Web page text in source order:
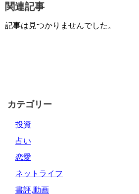
関連記事
記事は見つかりませんでした。
カテゴリー
投資
占い
恋愛
ネットライフ
書評,動画